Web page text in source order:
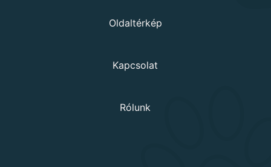
Oldaltérkép
Kapcsolat
Rólunk